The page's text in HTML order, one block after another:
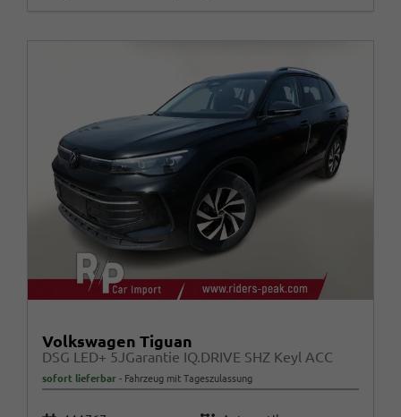
Volkswagen Tiguan
DSG LED+ 5JGarantie IQ.DRIVE SHZ Keyl ACC
sofort lieferbar Fahrzeug mit Tageszulassung